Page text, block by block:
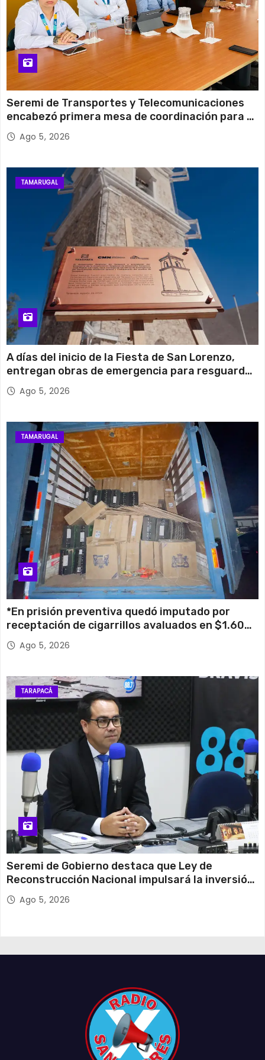
Seremi de Transportes y Telecomunicaciones
encabezó primera mesa de coordinación para el
retiro de cables en desuso en Iquique
Ago 5, 2026
TAMARUGAL
A días del inicio de la Fiesta de San Lorenzo,
entregan obras de emergencia para resguardar
su histórico campanario
Ago 5, 2026
TAMARUGAL
*En prisión preventiva quedó imputado por
receptación de cigarrillos avaluados en $1.600
millones*
Ago 5, 2026
TARAPACÁ
Seremi de Gobierno destaca que Ley de
Reconstrucción Nacional impulsará la inversión
y el empleo en Tarapacá
Ago 5, 2026